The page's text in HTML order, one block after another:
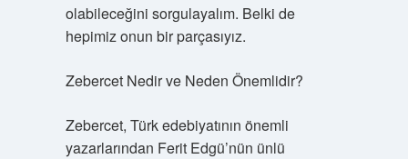
olabileceğini sorgulayalım. Belki de
hepimiz onun bir parçasıyız.
Zebercet Nedir ve Neden Önemlidir?
Zebercet, Türk edebiyatının önemli
yazarlarından Ferit Edgü’nün ünlü